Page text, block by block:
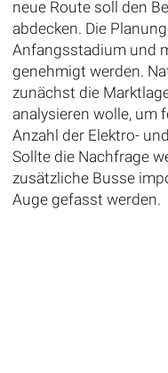
neue Route soll den
abdecken. Die
Anfangsstadium und
genehmigt werden.
zunächst die
analysieren wolle, um
Anzahl der Elektro-
Sollte die Nachfrage
zusätzliche Busse
Auge gefasst werden.